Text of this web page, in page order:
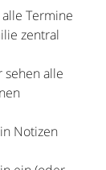
Termine
zentral
alle
Notizen